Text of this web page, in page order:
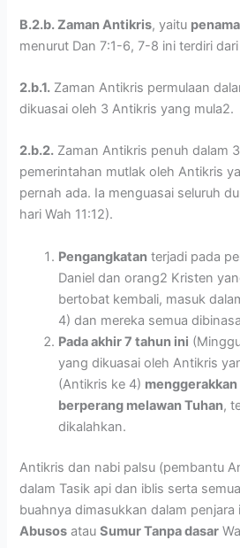
B.2.b. Zaman Antikris, yaitu
menurut Dan 7:1-6, 7-8 ini terdiri dari
2.b.1. Zaman Antikris permulaan
dikuasai oleh 3 Antikris yang mula2.
2.b.2. Zaman Antikris penuh dalam
pemerintahan mutlak oleh Antikris
pernah ada. Ia menguasai seluruh
hari Wah 11:12).
Pengangkatan terjadi pada
Daniel dan orang2 Kristen
bertobat kembali, masuk
4) dan mereka semua
Pada akhir 7 tahun ini
yang dikuasai oleh Antikris
(Antikris ke 4)
berperang melawan Tuhan,
dikalahkan.
Antikris dan nabi palsu (pembantu
dalam Tasik api dan iblis serta
buahnya dimasukkan dalam penjara
Abusos atauSumur Tanpa dasar